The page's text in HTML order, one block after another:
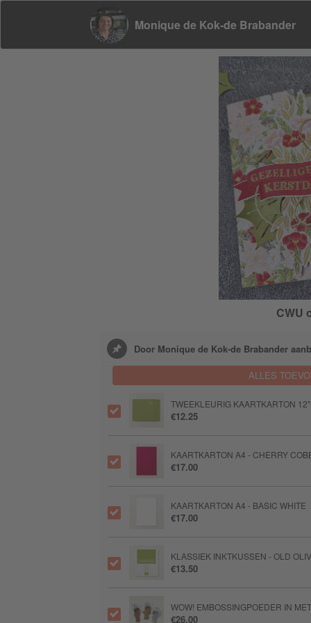
Monique de Kok-de Brabander
CWU
Door Monique de Kok-de Brabander
ALLES
TWEEKLEURIG KAARTKARTON
€12.25
KAARTKARTON A4 - CHERRY
€17.00
KAARTKARTON A4 - BASIC WHITE
€17.00
KLASSIEK INKTKUSSEN - OLD
€13.50
WOW! EMBOSSINGPOEDER IN
€26.00